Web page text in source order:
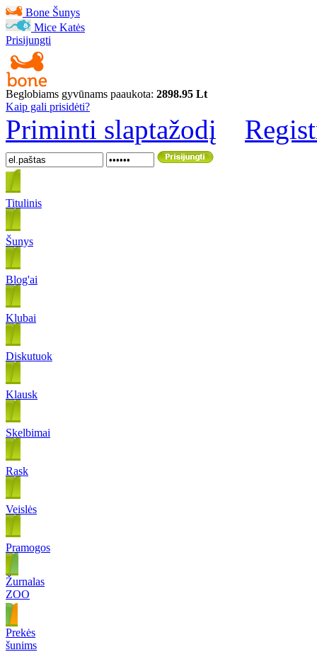
Bone Šunys
Mice Katės
Prisijungti
Beglobiams gyvūnams paaukota: 2898.95 Lt
Kaip gali prisidėti?
Priminti slaptažodį
Titulinis
Šunys
Blog'ai
Klubai
Diskutuok
Klausk
Skelbimai
Rask
Veislės
Pramogos
Žurnalas
ZOO
Prekės
šunims